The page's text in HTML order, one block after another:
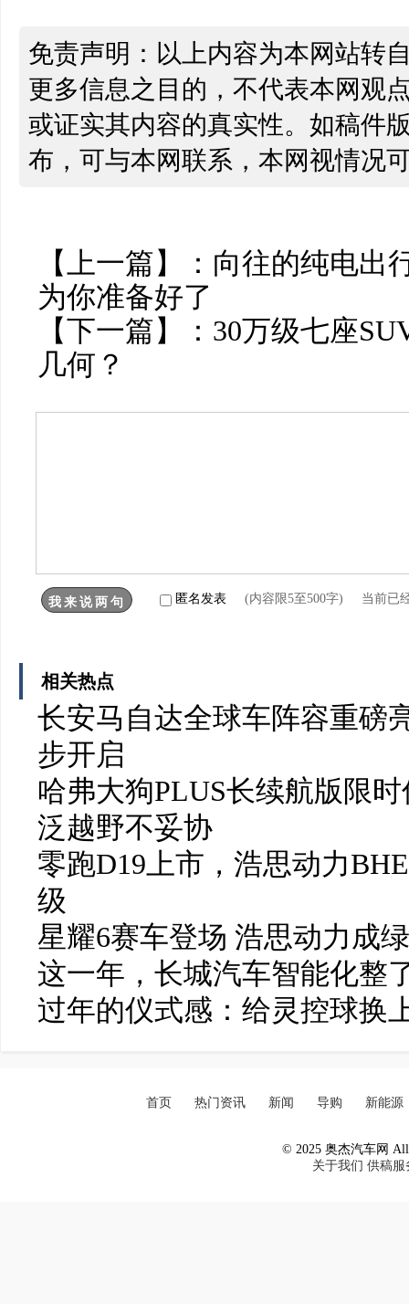
免责声明：以上内容为本网站转
更多信息之目的，不代表本网观
或证实其内容的真实性。如稿件
布，可与本网联系，本网视情况
【上一篇】： 向往的纯电出
为你准备好了
【下一篇】： 30万级七座
几何？
匿名发表 (内容限5至500字) 当前已
相关热点
长安马自达全球车阵容重磅
步开启
哈弗大狗PLUS长续航版限
泛越野不妥协
零跑D19上市，浩思动力
级
星耀6赛车登场 浩思动力成
这一年，长城汽车智能化整
过年的仪式感：给灵控球换
首页 热门资讯 新闻 导购 新能源
© 2025 奥杰汽车网 All
关于我们 供稿服